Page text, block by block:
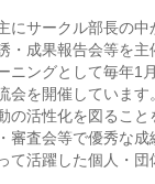
サークル部長の中
成果報告会等を主
ングとして毎年1
会を開催しています。
活性化を図ること
審査会等で優秀な
て活躍した個人・